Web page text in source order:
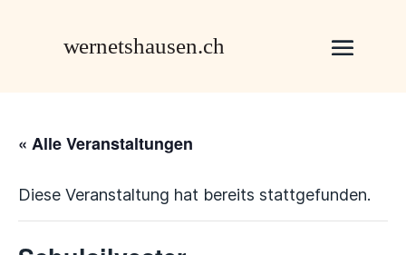
« Alle Veranstaltungen
Diese Veranstaltung hat bereits stattgefunden.